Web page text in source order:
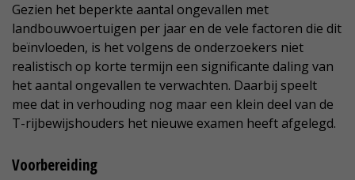
Gezien het beperkte aantal ongevallen met
landbouwvoertuigen per jaar en de vele factoren die dit
beïnvloeden, is het volgens de onderzoekers niet
realistisch op korte termijn een significante daling van
het aantal ongevallen te verwachten. Daarbij speelt
mee dat in verhouding nog maar een klein deel van de
T-rijbewijshouders het nieuwe examen heeft afgelegd.
Voorbereiding